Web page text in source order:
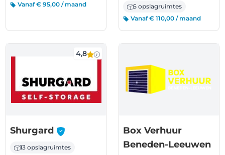
Vanaf € 95,00 / maand
5 opslagruimtes
Vanaf € 110,00 / maand
4,8
Shurgard -
13 opslagruimtes
Box Verhuur
Beneden-Leeuwen